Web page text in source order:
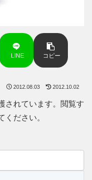
LINE コピー
2012.08.03 2012.10.02
されています。閲覧す
ください。